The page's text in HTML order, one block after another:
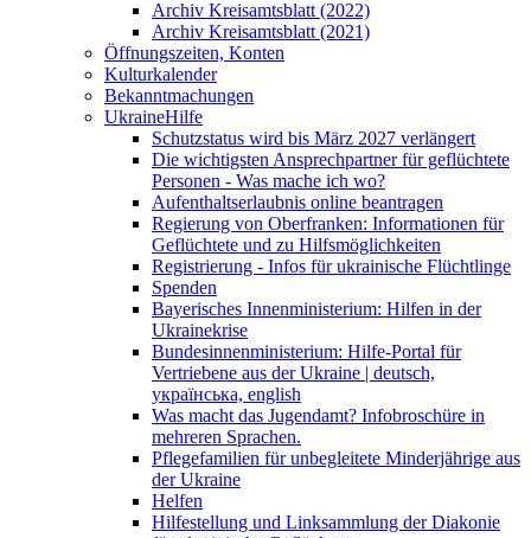
Archiv Kreisamtsblatt (2022)
Archiv Kreisamtsblatt (2021)
Öffnungszeiten, Konten
Kulturkalender
Bekanntmachungen
UkraineHilfe
Schutzstatus wird bis März 2027 verlängert
Die wichtigsten Ansprechpartner für geflüchtete
Personen - Was mache ich wo?
Aufenthaltserlaubnis online beantragen
Regierung von Oberfranken: Informationen für
Geflüchtete und zu Hilfsmöglichkeiten
Registrierung - Infos für ukrainische Flüchtlinge
Spenden
Bayerisches Innenministerium: Hilfen in der
Ukrainekrise
Bundesinnenministerium: Hilfe-Portal für
Vertriebene aus der Ukraine | deutsch,
українська, english
Was macht das Jugendamt? Infobroschüre in
mehreren Sprachen.
Pflegefamilien für unbegleitete Minderjährige aus
der Ukraine
Helfen
Hilfestellung und Linksammlung der Diakonie